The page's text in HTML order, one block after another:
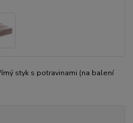
styk s potravinami (na balení